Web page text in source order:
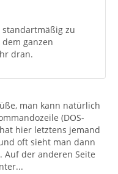
zu
ganzen
dran.
man kann natürlich
(DOS-
hier letztens jemand
oft sieht man dann
Auf der anderen Seite